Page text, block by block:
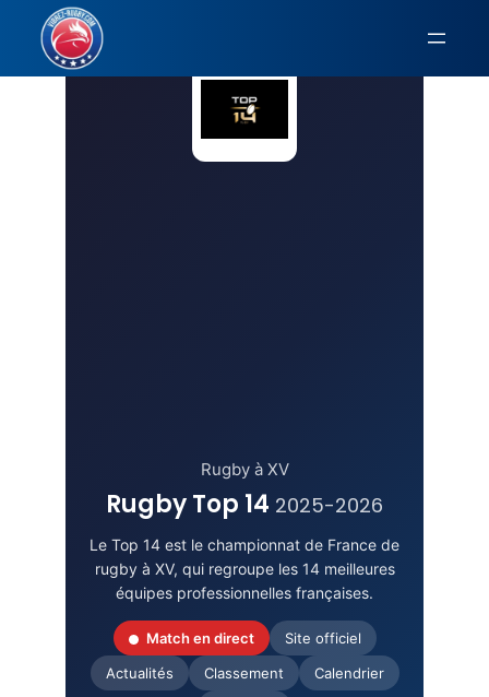
Aller
contenu
Rugby à XV
Rugby Top 14 2025-2026
Le Top 14 est le championnat de France de
rugby à XV, qui regroupe les 14 meilleures
équipes professionnelles françaises.
Match en direct
Site officiel
Actualités
Classement
Calendrier